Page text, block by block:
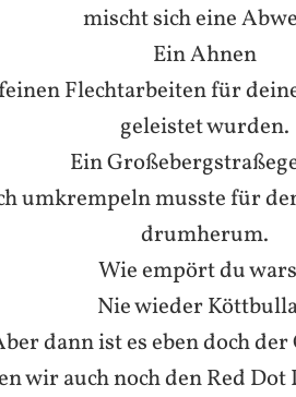
mischt sich eine
Ein Ahnen
Flechtarbeiten für
geleistet wurden.
Ein
umkrempeln musste für
drumherum.
Wie empört du
Nie wieder
dann ist es eben doch
wir auch noch den Red